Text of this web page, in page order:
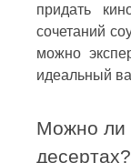
придать
сочетаний
можно
идеальный
Можно ли
десертах?